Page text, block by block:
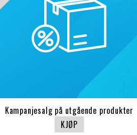
Kampanjesalg på utgående produkter
KJØP